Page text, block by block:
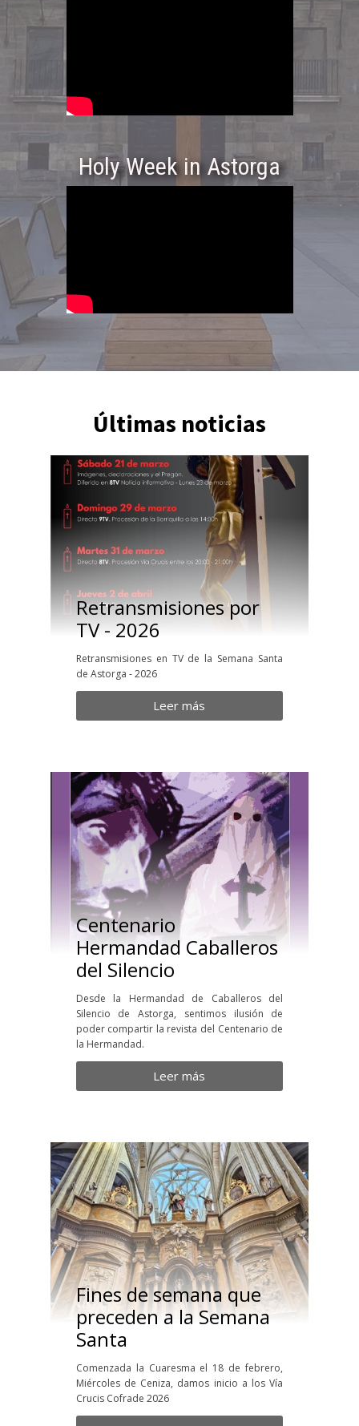
Holy Week in Astorga
Últimas noticias
Retransmisiones por
TV - 2026
Retransmisiones en TV de la Semana Santa
de Astorga - 2026
Leer más
Centenario
Hermandad Caballeros
del Silencio
Desde la Hermandad de Caballeros del
Silencio de Astorga, sentimos ilusión de
poder compartir la revista del Centenario de
la Hermandad.
Leer más
Fines de semana que
preceden a la Semana
Santa
Comenzada la Cuaresma el 18 de febrero,
Miércoles de Ceniza, damos inicio a los Vía
Crucis Cofrade 2026